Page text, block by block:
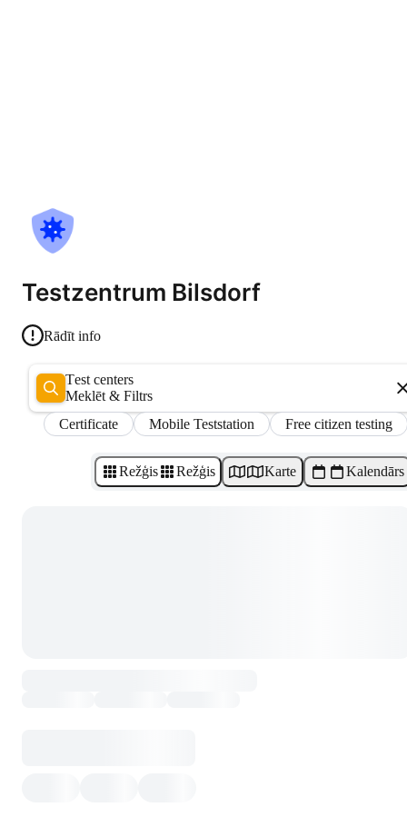
Testzentrum Bilsdorf
Rādīt info
Test centers
Meklēt & Filtrs
Certificate
Mobile Teststation Free citizen testing
Režģis Režģis Karte Kalendārs